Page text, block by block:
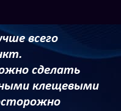
всего
сделать
клещевыми